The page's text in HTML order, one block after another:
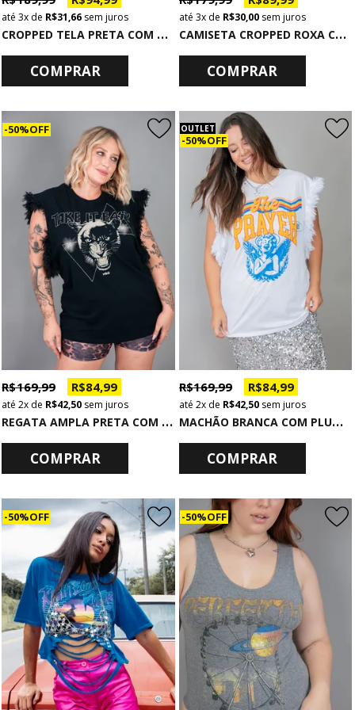
C
ROPPED TELA PRETA COM BRILHO
3x de R$ 31,66 sem juros
COMPRAR
C
AMISETA CROPPED ROXA COM MANGAS BUFANTES DE PAETÊ INTENTIONS
3xde R$ 30,00sem juros
COMPRAR
50% OFF
R
EGATA AMPLA PRETA COM PLUMAS NA CAVA TAKE IT EASY
R$ 169,99 R$ 84,99
2x de R$ 42,50 sem juros
COMPRAR
OUTLET
50% OFF
M
ACHÃO BRANCA COM PLUMAS NA CAVA THE PRAYER
R$ 169,99 R$ 84,99
2xde R$ 42,50sem juros
COMPRAR
50% OFF 50% OFF